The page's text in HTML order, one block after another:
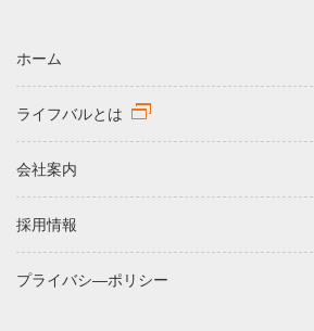
ホーム
ライフバルとは
会社案内
採用情報
プライバシ―ポリシー